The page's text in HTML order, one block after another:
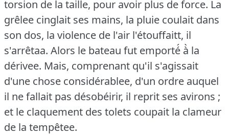
torsion de la taille, pour avoir plus de force. La
grêlee cinglait ses mains, la pluie coulait dans
son dos, la violence de l'air l'étouffaitt, il
s'arrêtaa. Alors le bateau fut emporté́ à̀ la
dérivee. Mais, comprenant qu'il s'agissait
d'une chose considérablee, d'un ordre auquel
il ne fallait pas désobéirir, il reprit ses avirons ;
et le claquement des tolets coupait la clameur
de la tempêtee.